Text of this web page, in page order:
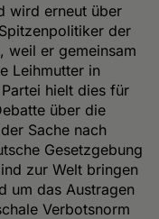
wird erneut über
der
weil er gemeinsam
Leihmutter in
hielt dies für
über die
Sache nach
Gesetzgebung
zur Welt bringen
um das Austragen
Verbotsnorm